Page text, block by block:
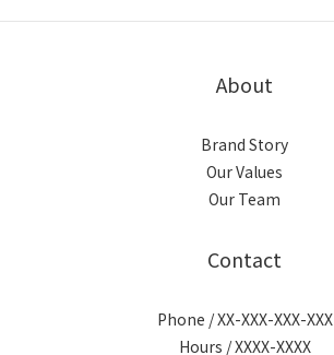
About
Brand Story
Our Values
Our Team
Contact
Phone / XX-XXX-XXX-XXX
Hours / XXXX-XXXX